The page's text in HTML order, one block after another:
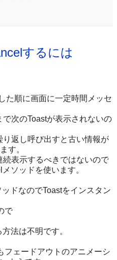
するには
た順に画面に一定時間メッセ
次のToastが表示されないの
返し呼び出すと古い情報が
す。
表示するべきではないので
ソッドを使います。
ドなのでToastをインスタン
で
法は不明です。
フェードアウトのアニメーシ